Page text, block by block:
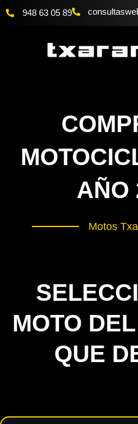
948 63 05 89
AÑO
Motos
MOTO
QUE